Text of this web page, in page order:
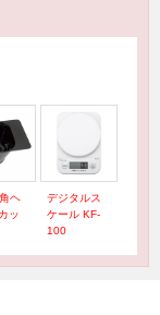
ヘ
ッ
デジタルス
ケール KF-
100